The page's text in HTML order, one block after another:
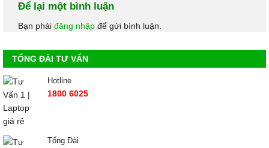
Để lại một bình luận
Bạn phải đăng nhập để gửi bình luận.
TỔNG ĐÀI TƯ VẤN
Hotline
1800 6025
Tổng Đài